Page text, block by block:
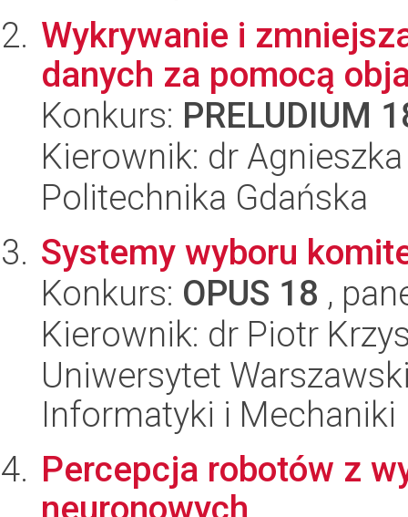
Wykrywanie i
danych za pomocą
Konkurs: PRELUDIUM
Kierownik: dr Agnieszka
Politechnika Gdańska
Systemy wyboru
Konkurs: OPUS 18 ,
Kierownik: dr Piotr
Uniwersytet
Informatyki i Mechaniki
Percepcja robotów z
neuronowych